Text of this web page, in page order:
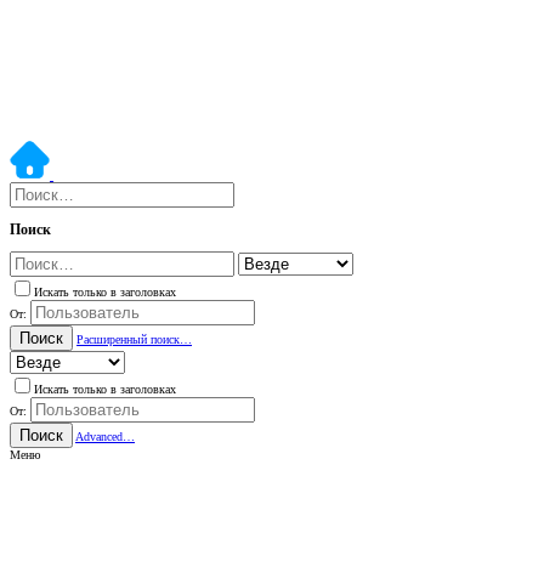
Поиск
Искать только в заголовках
От:
Поиск Расширенный поиск…
Искать только в заголовках
От:
Поиск
Advanced…
Меню